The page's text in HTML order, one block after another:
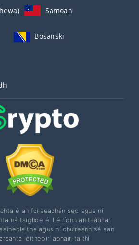
Samoan
Bosanski
é an foilseachán seo agus ní
ná taighde é. Léiríonn an t-ábhar
agus ní chuireann sé san
léitheoirí aonair, taithí